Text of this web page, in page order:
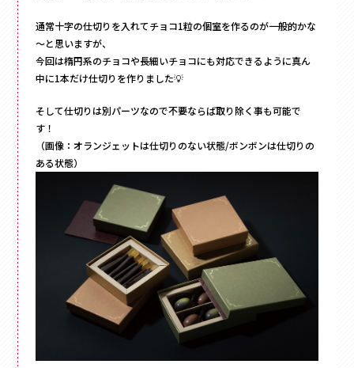
Vカット
底ワンタッチ
スライド式
変形箱
ハート形
多角形
丸箱
その他
通常十字の仕切りを入れてチョコ1粒の個室を作るのが一般的かな
～と思いますが、
今回は楕円系のチョコや長細いチョコにも対応できるように真ん
中に1本だけ仕切りを作りました💡
そして仕切りは別パーツなので不要ならば取り除く事も可能で
す！
（画像：オランジェットは仕切りのない状態/ボンボンは仕切りの
ある状態）